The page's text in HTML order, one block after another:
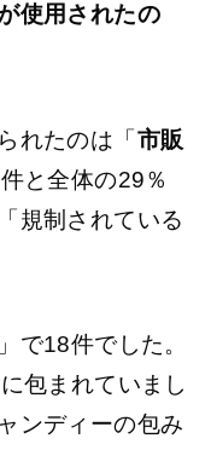
使用されたの
れたのは「市販
と全体の29％
規制されている
で18件でした。
包まれていまし
ンディーの包み